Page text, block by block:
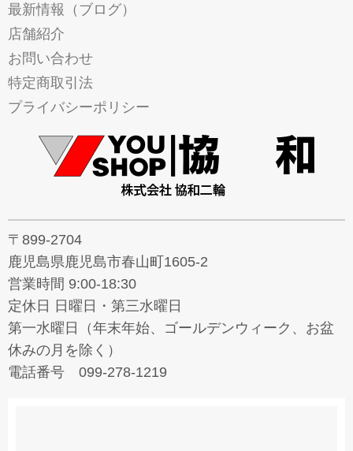
最新情報（ブログ）
店舗紹介
お問い合わせ
特定商取引法
プライバシーポリシー
〒899-2704
鹿児島県鹿児島市春山町1605-2
営業時間 9:00-18:30
定休日 日曜日・第三水曜日
第一水曜日（年末年始、ゴールデンウィーク、お盆
休みの月を除く）
電話番号 099-278-1219